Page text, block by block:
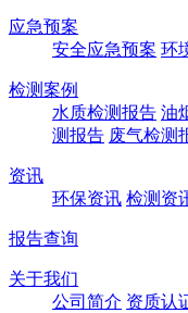
应急预案
安全应急预案 环
检测案例
水质检测报告 油
测报告 废气检测
资讯
环保资讯 检测资
报告查询
关于我们
公司简介 资质认